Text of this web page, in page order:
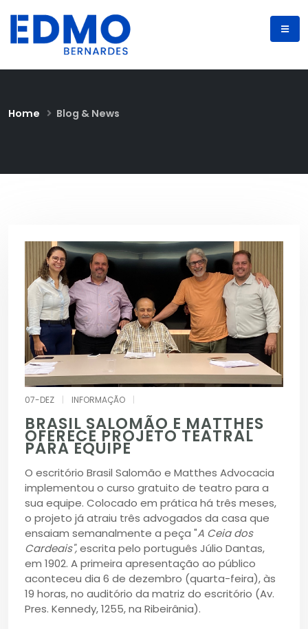
Home Blog & News
07-DEZ INFORMAÇÃO
BRASIL SALOMÃO E MATTHES
OFERECE PROJETO TEATRAL
PARA EQUIPE
O escritório Brasil Salomão e Matthes Advocacia
implementou o curso gratuito de teatro para a
sua equipe. Colocado em prática há três meses,
o projeto já atraiu três advogados da casa que
ensaiam semanalmente a peça "A Ceia dos
Cardeais",escrita pelo português Júlio Dantas,
em 1902. A primeira apresentação ao público
aconteceu dia 6 de dezembro (quarta-feira), às
19 horas, no auditório da matriz do escritório (Av.
Pres. Kennedy, 1255, na Ribeirânia).